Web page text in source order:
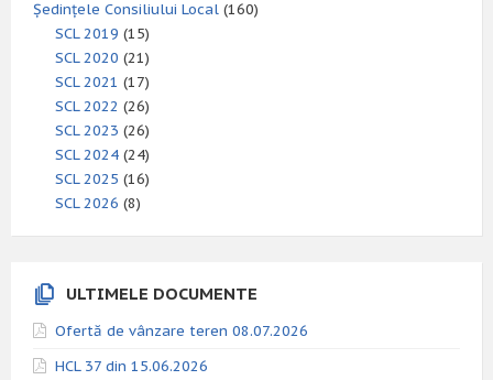
Ședințele Consiliului Local (160)
SCL 2019 (15)
SCL 2020 (21)
SCL 2021 (17)
SCL 2022 (26)
SCL 2023 (26)
SCL 2024 (24)
SCL 2025 (16)
SCL 2026 (8)
ULTIMELE DOCUMENTE
Ofertă de vânzare teren 08.07.2026
HCL 37 din 15.06.2026